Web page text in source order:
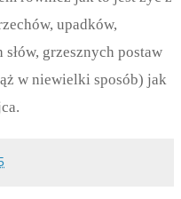
upadków,
grzesznych postaw
w niewielki sposób) jak